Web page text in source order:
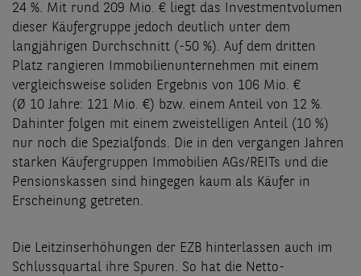
24 %. Mit rund 209 Mio. € liegt das Investmentvolumen
dieser Käufergruppe jedoch deutlich unter dem
langjährigen Durchschnitt (-50 %). Auf dem dritten
Platz rangieren Immobilienunternehmen mit einem
vergleichsweise soliden Ergebnis von 106 Mio. €
(Ø 10 Jahre: 121 Mio. €) bzw. einem Anteil von 12 %.
Dahinter folgen mit einem zweistelligen Anteil (10 %)
nur noch die Spezialfonds. Die in den vergangen Jahren
starken Käufergruppen Immobilien AGs/REITs und die
Pensionskassen sind hingegen kaum als Käufer in
Erscheinung getreten.
Die Leitzinserhöhungen der EZB hinterlassen auch im
Schlussquartal ihre Spuren. So hat die Netto-